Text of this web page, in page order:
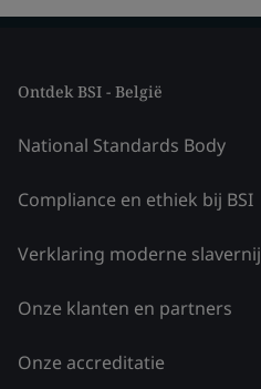
Ontdek BSI - België
National Standards Body
Compliance en ethiek bij BSI
Verklaring moderne slavernij
Onze klanten en partners
Onze accreditatie